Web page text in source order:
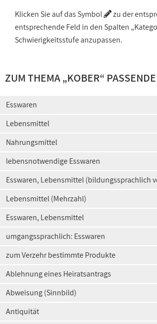
Klicken Sie auf das Symbol
zu der
entsprechende Feld in den Spalten
Schwierigkeitsstufe anzupassen.
ZUM THEMA „KOBER“
Esswaren
Lebensmittel
Nahrungsmittel
lebensnotwendige Esswaren
Esswaren, Lebensmittel (bildungssprachlich
Lebensmittel (Mehrzahl)
Esswaren, Lebensmittel
umgangssprachlich: Esswaren
zum Verzehr bestimmte Produkte
Ablehnung eines Heiratsantrags
Abweisung (Sinnbild)
Antiquität